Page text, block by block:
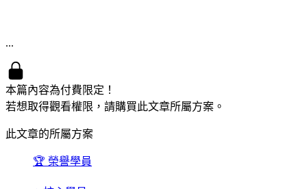
...
本篇內容為付費限定！
若想取得觀看權限，請購買此文章所屬方案。
此文章的所屬方案
🏆 榮譽學員